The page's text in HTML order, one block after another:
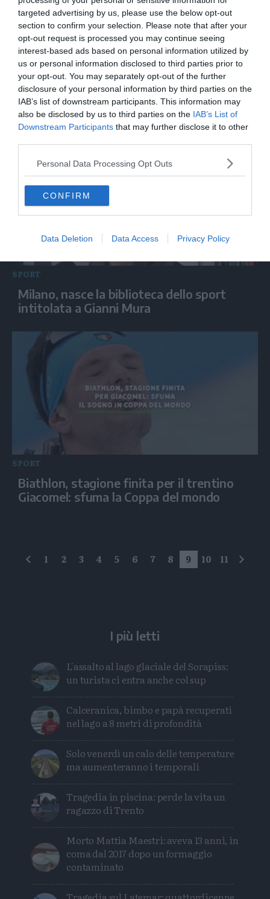
targeted advertising by us, please use the below opt-out
section to confirm your selection. Please note that after your
opt-out request is processed you may continue seeing
interest-based ads based on personal information utilized by
us or personal information disclosed to third parties prior to
your opt-out. You may separately opt-out of the further
disclosure of your personal information by third parties on the
IAB’s list of downstream participants. This information may
also be disclosed by us to third parties on the IAB’s List of
Downstream Participants that may further disclose it to other
Personal Data Processing Opt Outs
CONFIRM
Data Deletion Data Access Privacy Policy
Dopo attacco all'Iran nazionale femminile
di hockey su prato rimanda la partenza
per Dubai
SPORT
Milano, nasce la biblioteca dello sport
intitolata a Gianni Mura
SPORT
Biathlon, stagione finita per il trentino
Giacomel: sfuma la Coppa del mondo
precedente
1 2 3 4 5 6 7 8 9 10 11
I più letti
L'assalto al lago glaciale del Sorapiss:
un turista ci entra anche col sup
Calceranica, bimbo e papà recuperati
nel lago a 8 metri di profondità
Solo venerdì un calo delle temperature
ma aumenteranno i temporali
Tragedia in piscina: perde la vita un
ragazzo di Trento
Morto Mattia Maestri: aveva 13 anni, in
coma dal 2017 dopo un formaggio
contaminato